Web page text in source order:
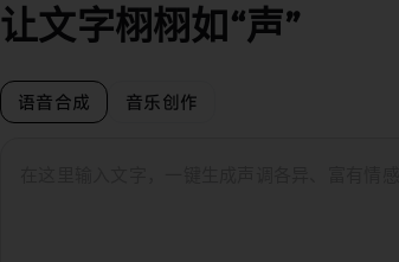
让文字栩栩如“声”
语音合成 音乐创作